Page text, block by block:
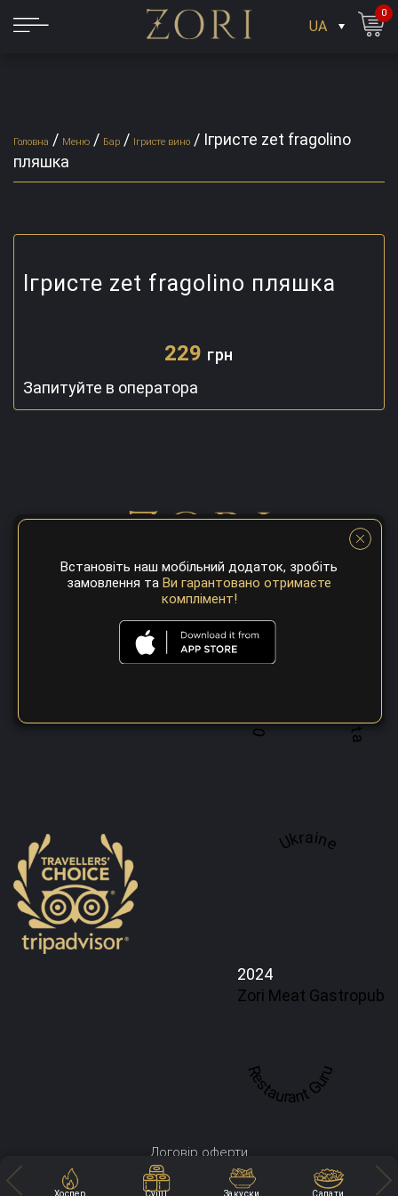
UA
0
Головна / Меню / Бар / Ігристе вино / Ігристе zet fragolino
пляшка
Ігристе zet fragolino пляшка
229 грн
Запитуйте в оператора
Хоспер Суші Закуски Салати
A top 100 best steaks restaurant in
Ukraine
2024
Zori Meat Gastropub
Restaurant Guru
Договір оферти
Політика конфіденційності
Встановіть наш мобільний додаток, зробіть
замовлення та Ви гарантовано отримаєте
комплімент!